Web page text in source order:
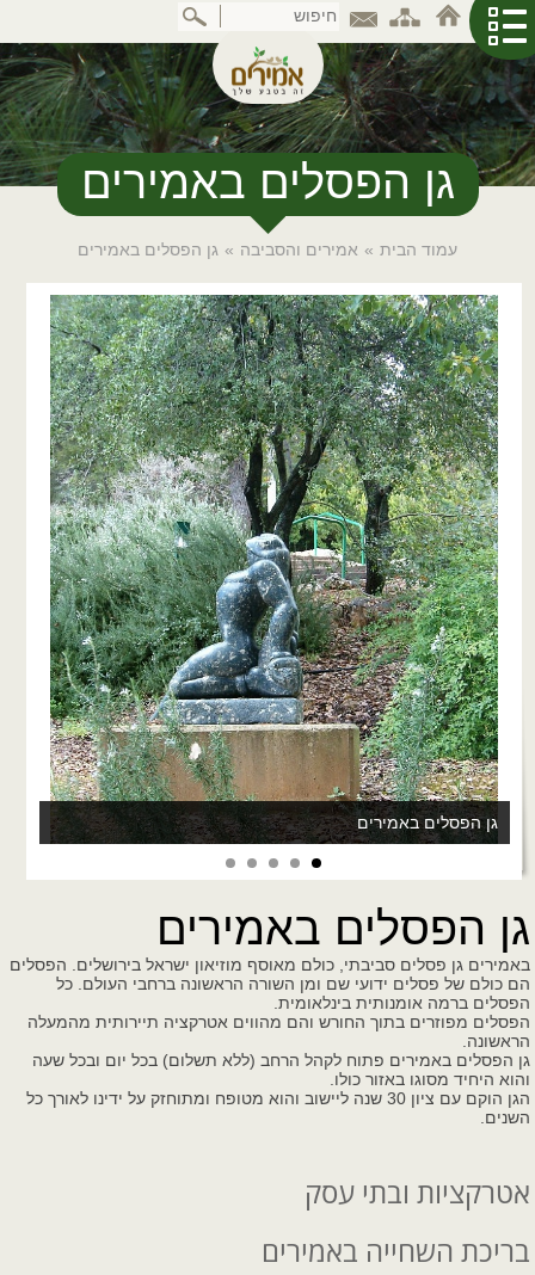
לתוכן
המרכזי
גן הפסלים באמירים
עמוד הבית » אמירים והסביבה » גן הפסלים באמירים
גן הפסלים באמירים
גן הפסלים באמירים
באמירים גן פסלים סביבתי, כולם מאוסף מוזיאון ישראל בירושלים. הפסלים
הם כולם של פסלים ידועי שם ומן השורה הראשונה ברחבי העולם. כל
הפסלים ברמה אומנותית בינלאומית.
הפסלים מפוזרים בתוך החורש והם מהווים אטרקציה תיירותית מהמעלה
הראשונה.
גן הפסלים באמירים פתוח לקהל הרחב (ללא תשלום) בכל יום ובכל שעה
והוא היחיד מסוגו באזור כולו.
הגן הוקם עם ציון 30 שנה ליישוב והוא מטופח ומתוחזק על ידינו לאורך כל
השנים.
אטרקציות ובתי עסק
בריכת השחייה באמירים